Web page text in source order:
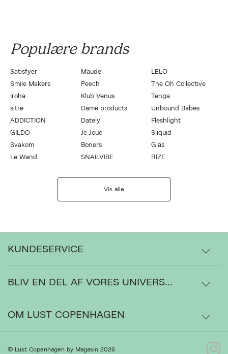
Populære brands
Satisfyer Maude
LELO
Smile Makers
Peech
The Oh Collective
Iroha
Klub Venus
Tenga
sitre
Dame products
Unbound Babes
ADDICTION
Dately
Fleshlight
GILDO
Je Joue
Sliquid
Svakom
Boners
Gläs
Le Wand
SNAILVIBE RIZE
Vis alle
KUNDESERVICE
Levering
Ordrestatus
BLIV EN DEL AF VORES UNIVERS...
OM LUST COPENHAGEN
Om os
© Lust Copenhagen by Magasin 2026